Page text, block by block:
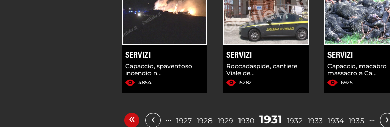
SERVIZI
Capaccio, spaventoso
incendio n...
4854
SERVIZI
Roccadaspide, cantiere
Viale de...
5282
SERVIZI
Capaccio, macabro
massacro a Ca...
6925
« ‹ … 1927 1928 1929 1930 1931 1932 1933 1934 1935 … ›